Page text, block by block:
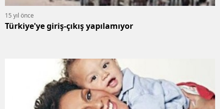
15 yıl önce
Türkiye'ye giriş-çıkış yapılamıyor